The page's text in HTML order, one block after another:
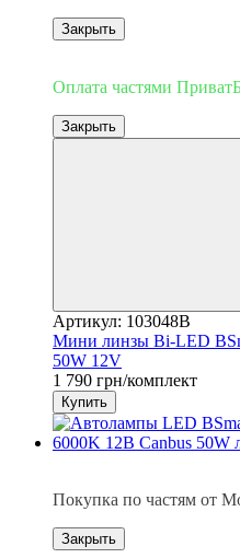
Закрыть
Оплата частями
Закрыть
Артикул: 103048B
Мини линзы Bi-LED
50W 12V
1 790 грн/комплект
Купить
Покупка по частям от
Закрыть